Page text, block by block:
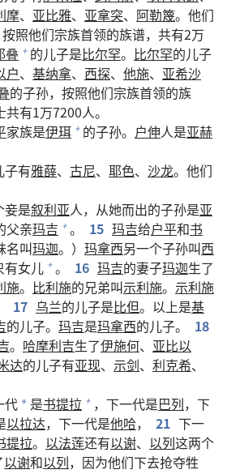
摩、 亚比雅、 亚拿突、 阿勒篾。他们
按照他们宗族首领的族谱，共有2万
叠 + 的儿子是比尔罕。 比尔罕的儿子
户、 基纳拿、 西探、 他施、 亚希沙
的子孙，按照他们宗族首领的族
有1万7200人。
家族是伊珥 + 的子孙。 户伸人是亚赫
子有雅薛、 古尼、 耶色、 沙龙。他们
妾是叙利亚人，从她而出的子孙是亚
父亲玛吉 + 。 15 玛吉给户平和书
名叫玛迦。） 玛拿西另一个子孙叫西
有女儿 + 。 16 玛吉的妻子玛迦生了
施。 比利施的兄弟叫示利施。 示利施
17 乌兰的儿子是比但。以上是基
的儿子。 玛吉是玛拿西的儿子。
18
。 哈摩利吉生了伊施何、 亚比以
达的儿子有亚现、 示剑、 利克希、
代 * 是书提拉 + ，下一代是巴列，下
以拉达，下一代是他哈， 21 下一
提拉。 以法莲还有以谢、 以列这两个
以谢和以列，因为他们下去抢夺牲